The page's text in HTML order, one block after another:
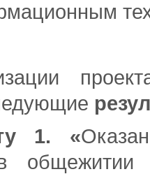
1. «
в